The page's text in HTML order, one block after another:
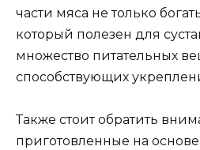
части мяса не только
который полезен для
множество питательных
способствующих
Также стоит обратить
приготовленные на основе